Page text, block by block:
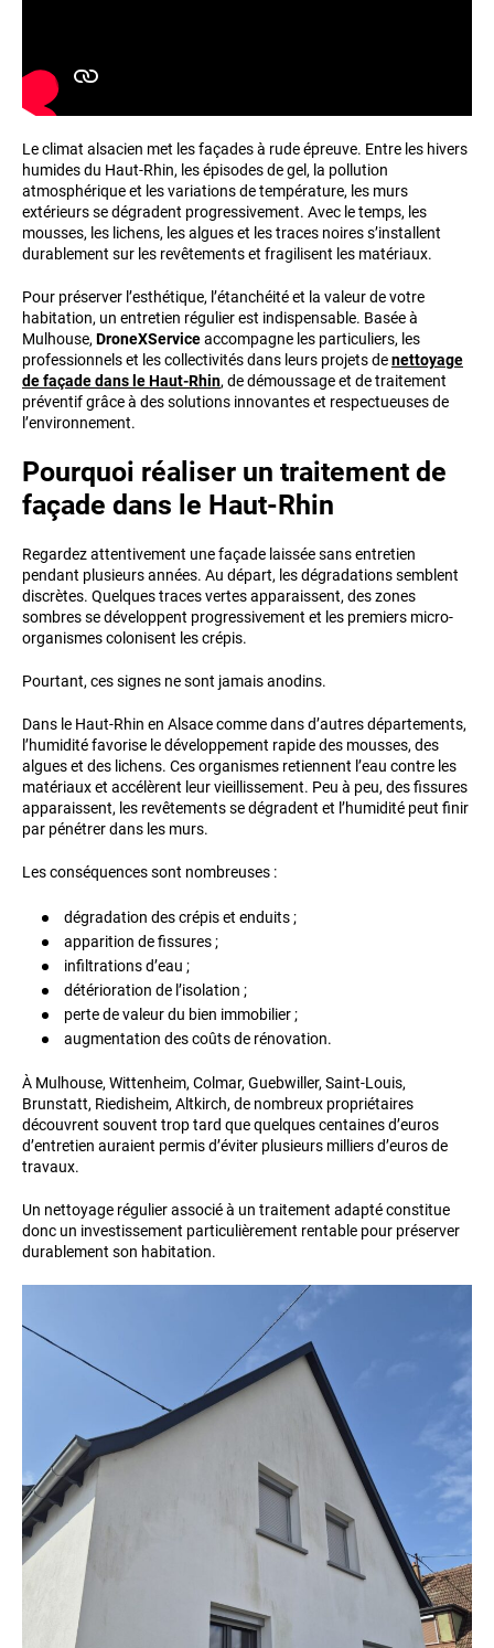
Le climat alsacien met les façades à rude épreuve. Entre les hivers
humides du Haut-Rhin, les épisodes de gel, la pollution
atmosphérique et les variations de température, les murs
extérieurs se dégradent progressivement. Avec le temps, les
mousses, les lichens, les algues et les traces noires s’installent
durablement sur les revêtements et fragilisent les matériaux.
Pour préserver l’esthétique, l’étanchéité et la valeur de votre
habitation, un entretien régulier est indispensable. Basée à
Mulhouse,DroneXServiceaccompagne les particuliers, les
professionnels et les collectivités dans leurs projets denettoyage
de façade dans le Haut-Rhin, de démoussage et de traitement
préventif grâce à des solutions innovantes et respectueuses de
l’environnement.
Pourquoi réaliser un traitement de
façade dans le Haut-Rhin
Regardez attentivement une façade laissée sans entretien
pendant plusieurs années. Au départ, les dégradations semblent
discrètes. Quelques traces vertes apparaissent, des zones
sombres se développent progressivement et les premiers micro-
organismes colonisent les crépis.
Pourtant, ces signes ne sont jamais anodins.
Dans le Haut-Rhin en Alsace comme dans d’autres départements,
l’humidité favorise le développement rapide des mousses, des
algues et des lichens. Ces organismes retiennent l’eau contre les
matériaux et accélèrent leur vieillissement. Peu à peu, des fissures
apparaissent, les revêtements se dégradent et l’humidité peut finir
par pénétrer dans les murs.
Les conséquences sont nombreuses :
dégradation des crépis et enduits ;
apparition de fissures ;
infiltrations d’eau ;
détérioration de l’isolation ;
perte de valeur du bien immobilier ;
augmentation des coûts de rénovation.
À Mulhouse, Wittenheim, Colmar, Guebwiller, Saint-Louis,
Brunstatt, Riedisheim, Altkirch, de nombreux propriétaires
découvrent souvent trop tard que quelques centaines d’euros
d’entretien auraient permis d’éviter plusieurs milliers d’euros de
travaux.
Un nettoyage régulier associé à un traitement adapté constitue
donc un investissement particulièrement rentable pour préserver
durablement son habitation.